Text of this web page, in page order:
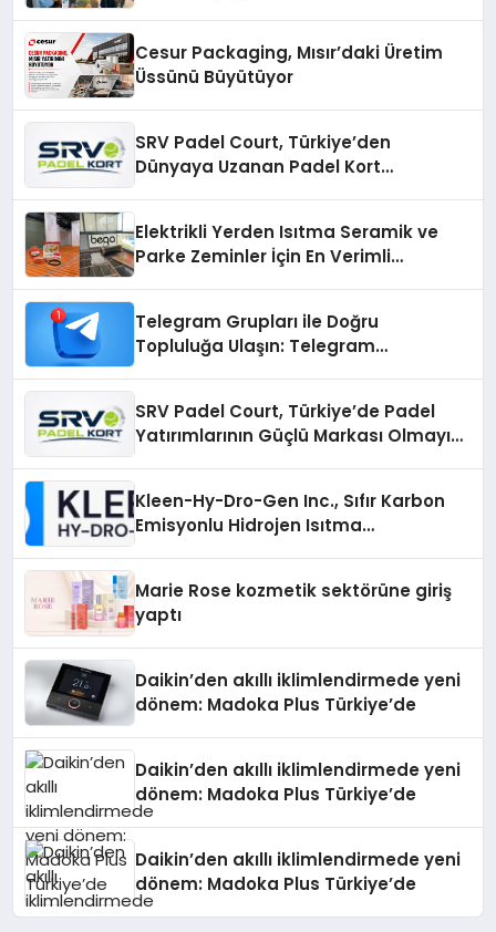
Cesur Packaging, Mısır’daki Üretim
Üssünü Büyütüyor
SRV Padel Court, Türkiye’den
Dünyaya Uzanan Padel Kort
Elektrikli Yerden Isıtma Seramik ve
Parke Zeminler İçin En Verimli
Telegram Grupları ile Doğru
Topluluğa Ulaşın: Telegram
SRV Padel Court, Türkiye’de Padel
Yatırımlarının Güçlü Markası Olmayı
Kleen-Hy-Dro-Gen Inc., Sıfır Karbon
Emisyonlu Hidrojen Isıtma
Marie Rose kozmetik sektörüne giriş
yaptı
Daikin’den akıllı iklimlendirmede yeni
dönem: Madoka Plus Türkiye’de
Daikin’den akıllı iklimlendirmede yeni
dönem: Madoka Plus Türkiye’de
Daikin’den akıllı iklimlendirmede yeni
dönem: Madoka Plus Türkiye’de